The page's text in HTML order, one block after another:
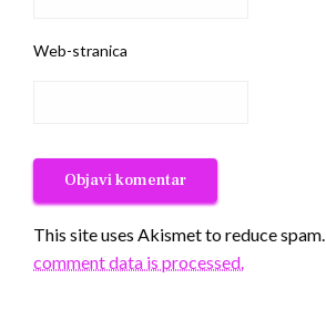
Web-stranica
This site uses Akismet to reduce spam.
comment data is processed.